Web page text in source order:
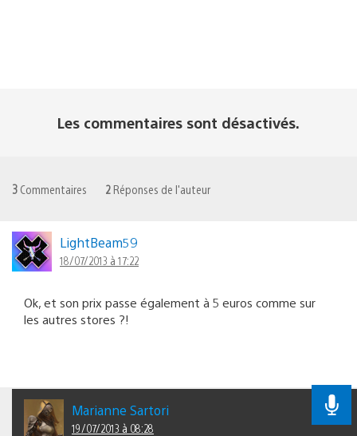
Les commentaires sont désactivés.
3 Commentaires 2 Réponses de l'auteur
LightBeam59
18/07/2013 à 17:22
Ok, et son prix passe également à 5 euros comme sur
les autres stores ?!
Marianne Sartori
19/07/2013 à 08:28